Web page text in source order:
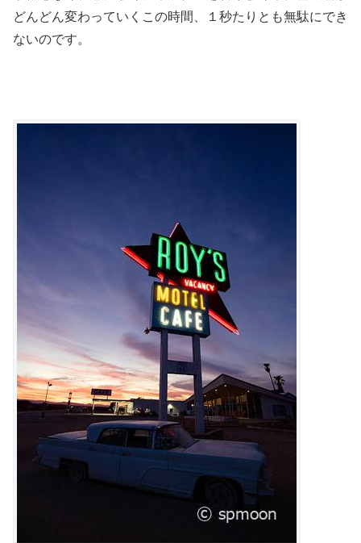
どんどん変わっていくこの時間、１秒たりとも無駄にでき
ないのです。